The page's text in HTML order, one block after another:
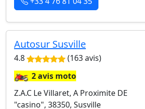
Autosur Susville
4.8 (163 avis)
🏍️2 avis moto
Z.A.C Le Villaret, A Proximite DE
"casino", 38350, Susville